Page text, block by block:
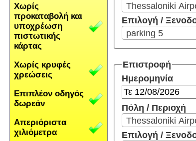
Χωρίς
προκαταβολή και
υποχρέωση
πιστωτικής
κάρτας
Χωρίς κρυφές
χρεώσεις
Επιπλέον οδηγός
δωρεάν
Απεριόριστα
χιλιόμετρα
Thessaloniki
Επιλογή /
parking 5
Επιστροφή
Ημερομηνία
Πόλη / Περιοχή
Thessaloniki
Επιλογή /